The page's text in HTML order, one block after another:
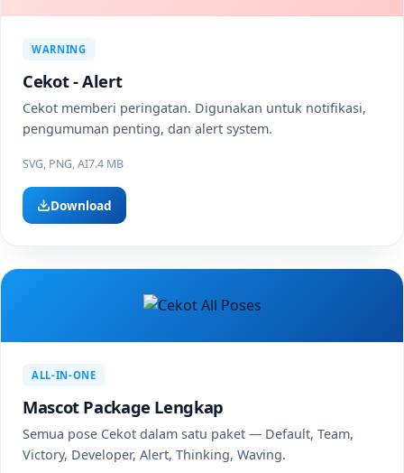
WARNING
Cekot - Alert
Cekot memberi peringatan. Digunakan untuk notifikasi,
pengumuman penting, dan alert system.
SVG, PNG, AI7.4 MB
Download
ALL-IN-ONE
Mascot Package Lengkap
Semua pose Cekot dalam satu paket — Default, Team,
Victory, Developer, Alert, Thinking, Waving.